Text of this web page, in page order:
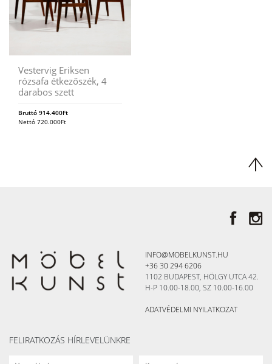
Vestervig Eriksen
rózsafa étkezőszék, 4
darabos szett
Bruttó 914.400Ft
Nettó 720.000Ft
INFO@MOBELKUNST.HU
+36 30 294 6206
1102 BUDAPEST, HÖLGY UTCA 42.
H-P 10.00-18.00, SZ 10.00-16.00
ADATVÉDELMI NYILATKOZAT
FELIRATKOZÁS HÍRLEVELÜNKRE